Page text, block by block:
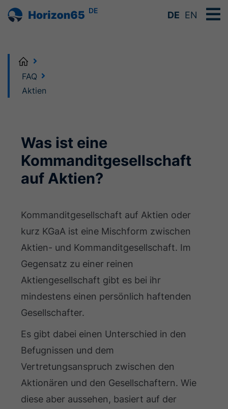
DE DE EN
Home
FAQ
Aktien
Was ist eine
Kommanditgesellschaft
auf Aktien?
Kommanditgesellschaft auf Aktien oder
kurz KGaA ist eine Mischform zwischen
Aktien- und Kommanditgesellschaft. Im
Gegensatz zu einer reinen
Aktiengesellschaft gibt es bei ihr
mindestens einen persönlich haftenden
Gesellschafter.
Es gibt dabei einen Unterschied in den
Befugnissen und dem
Vertretungsanspruch zwischen den
Aktionären und den Gesellschaftern. Wie
diese aber aussehen, basiert auf der